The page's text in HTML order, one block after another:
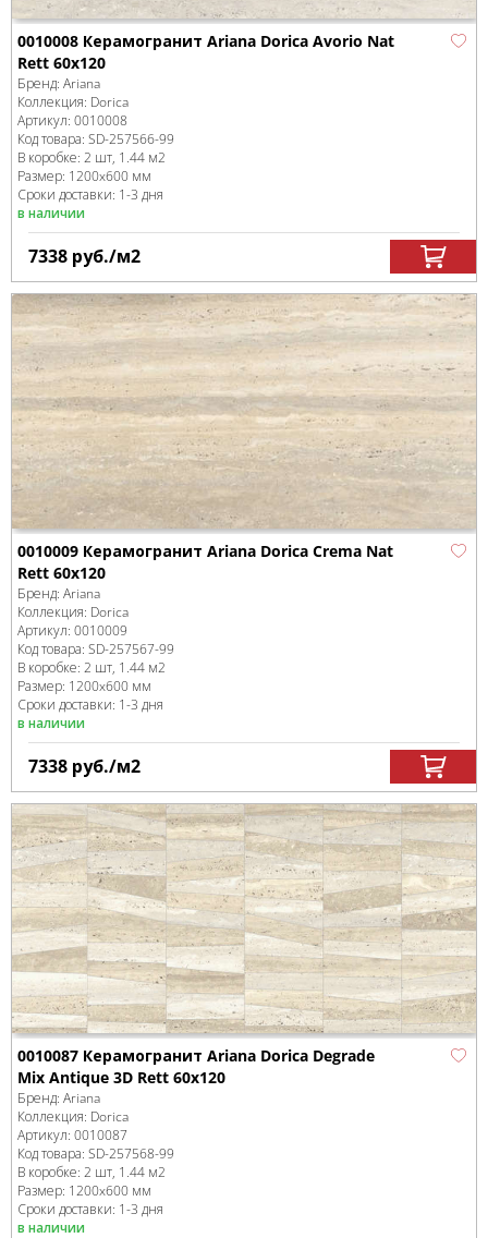
0010008 Керамогранит Ariana Dorica Avorio Nat
Rett 60x120
Бренд: Ariana
Коллекция: Dorica
Артикул: 0010008
Код товара: SD-257566-99
В коробке: 2 шт, 1.44 м2
Размер: 1200x600 мм
Сроки доставки: 1-3 дня
в наличии
7338 руб./м2
0010009 Керамогранит Ariana Dorica Crema Nat
Rett 60x120
Бренд: Ariana
Коллекция: Dorica
Артикул: 0010009
Код товара: SD-257567-99
В коробке: 2 шт, 1.44 м2
Размер: 1200x600 мм
Сроки доставки: 1-3 дня
в наличии
7338 руб./м2
0010087 Керамогранит Ariana Dorica Degrade
Mix Antique 3D Rett 60x120
Бренд: Ariana
Коллекция: Dorica
Артикул: 0010087
Код товара: SD-257568-99
В коробке: 2 шт, 1.44 м2
Размер: 1200x600 мм
Сроки доставки: 1-3 дня
в наличии